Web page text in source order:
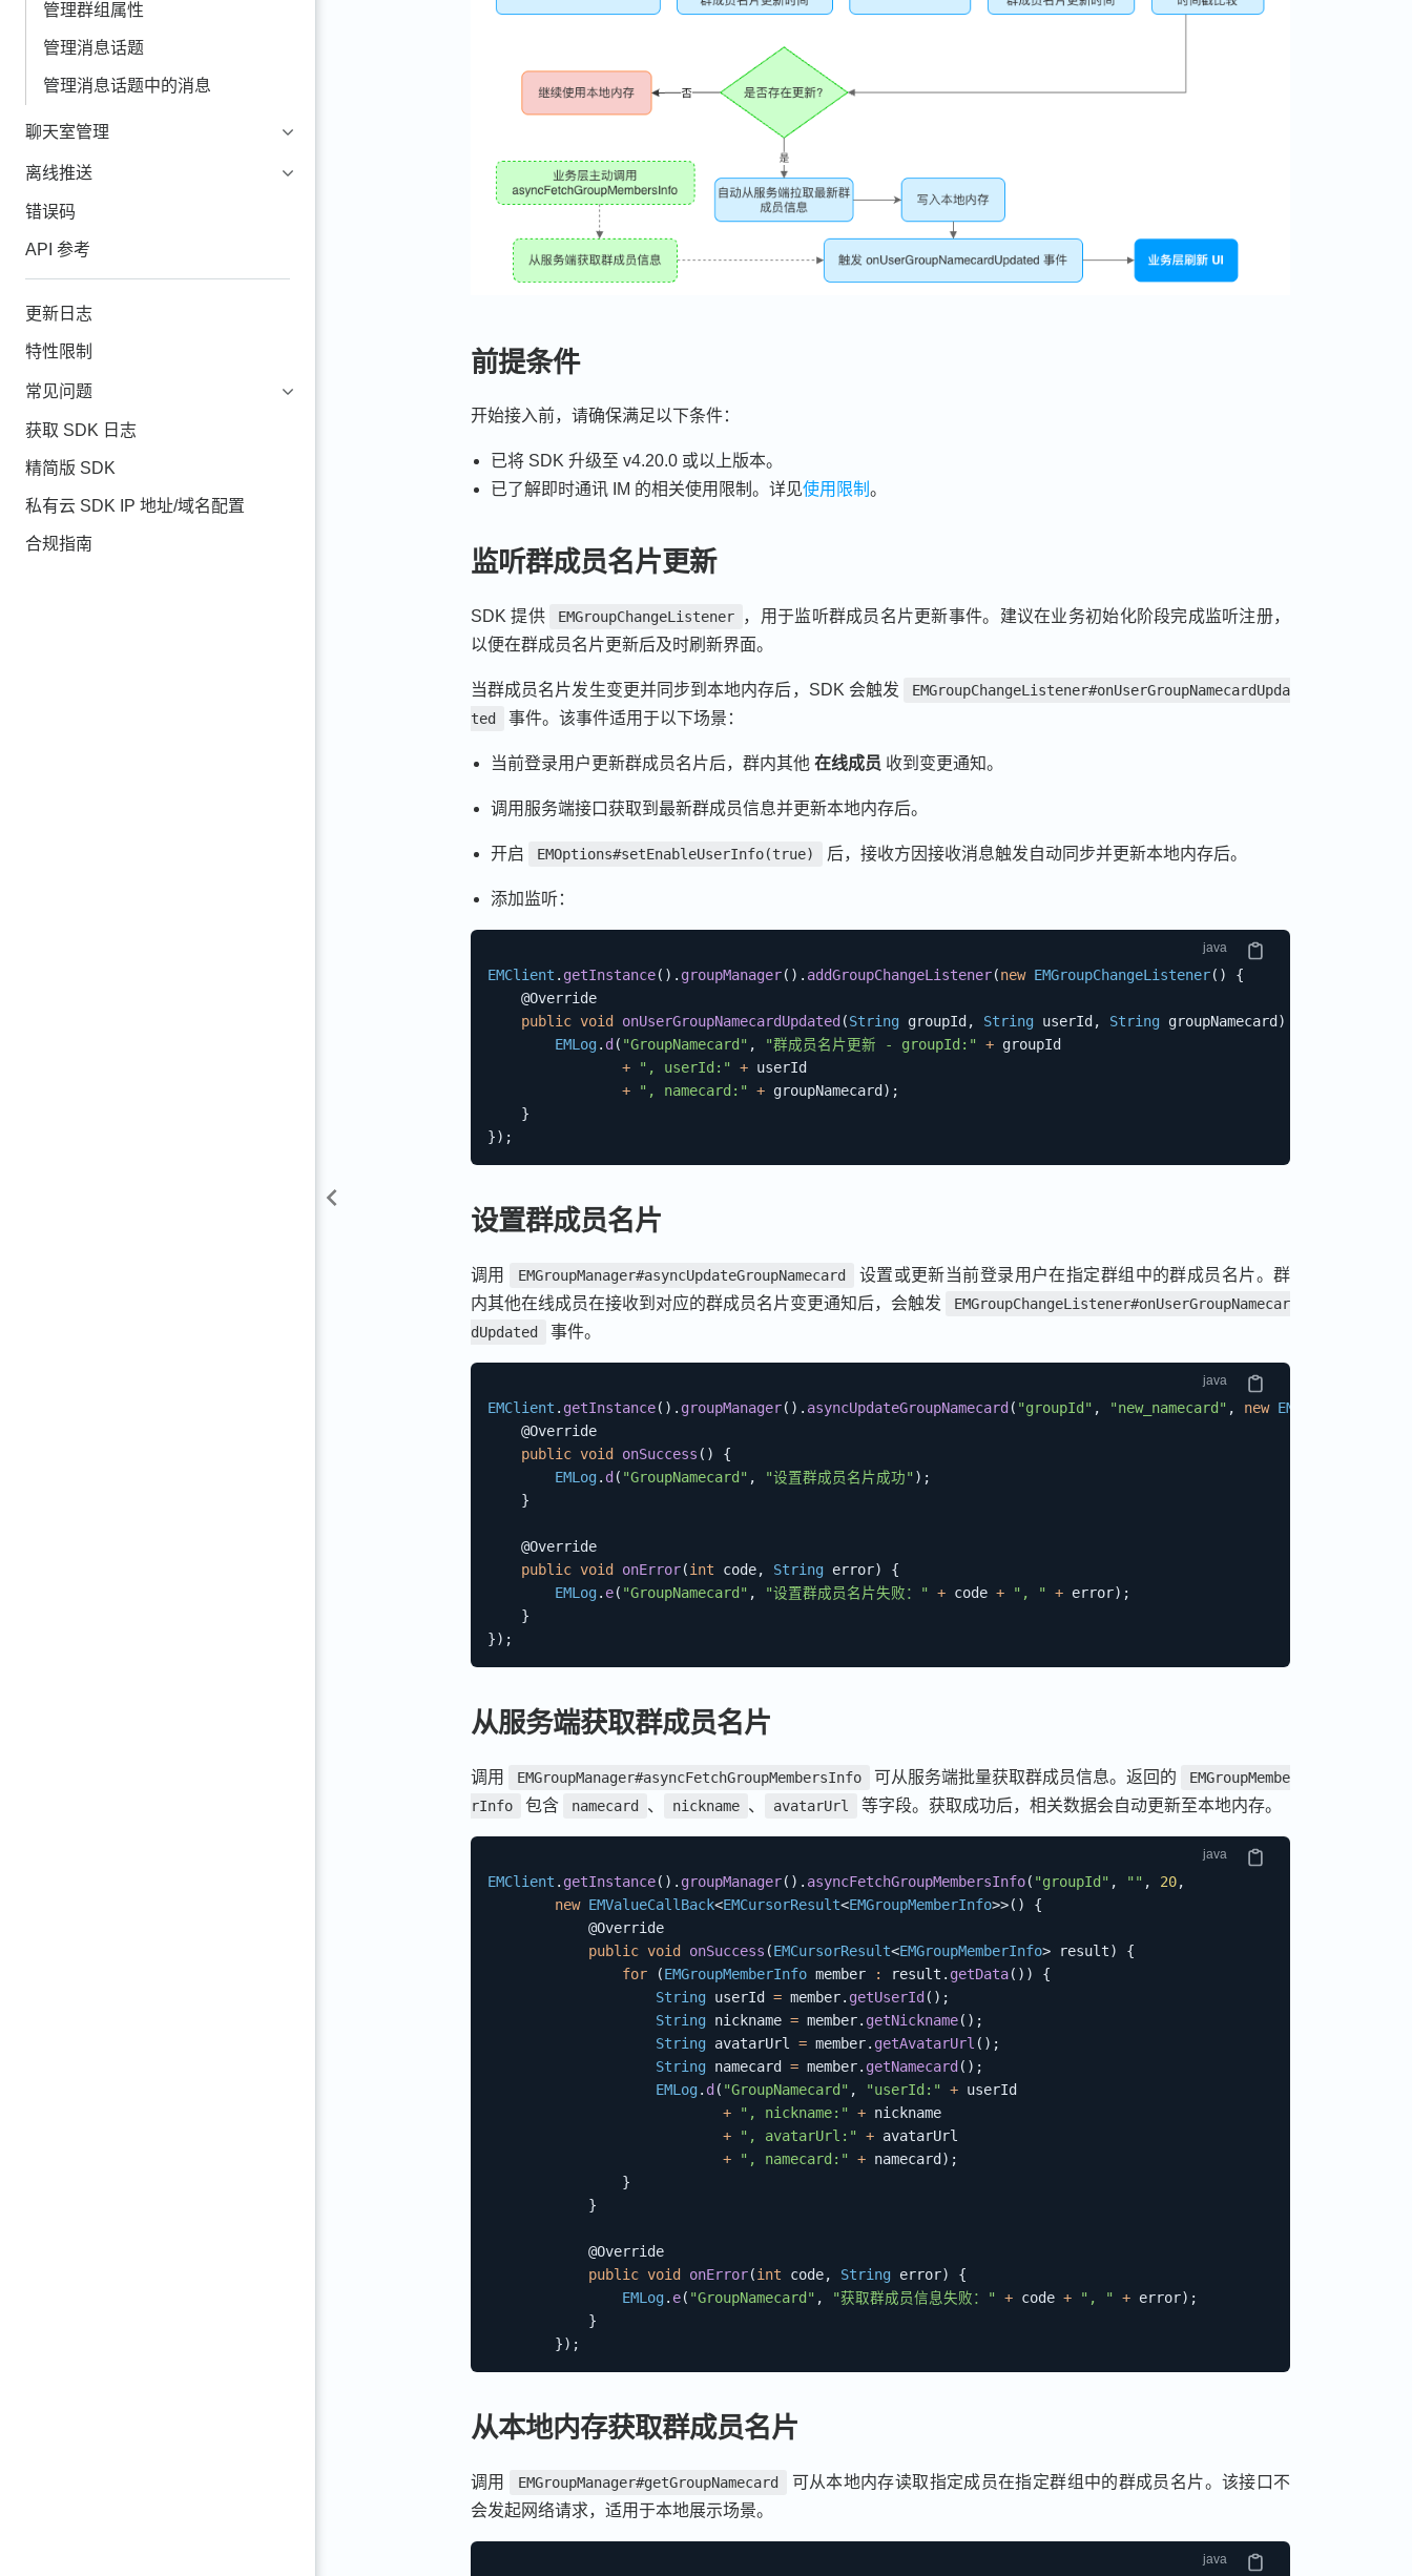
管理群组属性
管理消息话题
管理消息话题中的消息
聊天室管理
离线推送
错误码
API 参考
更新日志
特性限制
常见问题
获取 SDK 日志
精简版 SDK
私有云 SDK IP 地址/域名配置
合规指南
前提条件
开始接入前，请确保满足以下条件：
已将 SDK 升级至 v4.20.0 或以上版本。
已了解即时通讯 IM 的相关使用限制。详见使用限制。
监听群成员名片更新
SDK 提供 EMGroupChangeListener
，用于监听群成员名片更新事件。建议在业务初始化阶段完成监听注册，
以便在群成员名片更新后及时刷新界面。
当群成员名片发生变更并同步到本地内存后，SDK 会触发
EMGroupChangeListener#onUserGroupNamecardUpda
ted
事件。该事件适用于以下场景：
当前登录用户更新群成员名片后，群内其他在线成员 收到变更通知。
调用服务端接口获取到最新群成员信息并更新本地内存后。
开启 EMOptions#setEnableUserInfo(true) 后，接收方因接收消息触发自动同步并更新本地内存后。
添加监听：
EMClient . getInstance( ) . groupManager( ) . addGroupChangeListener(new EMGroupChangeListener( )
{
@Override
public void onUserGroupNamecardUpdated (String groupId , String userId , String groupNamecard )
EMLog. d ( "GroupNamecard" , "群成员名片更新 - groupId:" + groupId
+
", userId:" + userId
+
", namecard:" + groupNamecard ) ;
}
}) ;
设置群成员名片
调用 EMGroupManager#asyncUpdateGroupNamecard
设置或更新当前登录用户在指定群组中的群成员名片。群
内其他在线成员在接收到对应的群成员名片变更通知后，会触发
EMGroupChangeListener#onUserGroupNamecar
dUpdated
事件。
EMClient . getInstance( ) . groupManager( ) . asyncUpdateGroupNamecard ( "groupId" , "new_namecard" , new EMCallBack
@Override
public void onSuccess ( )
{
EMLog. d ( "GroupNamecard" , "设置群成员名片成功" ) ;
}
@Override
public void onError(int code, String error)
{
EMLog. e( "GroupNamecard" , "设置群成员名片失败：" + code + ", " + error) ;
}
}) ;
从服务端获取群成员名片
调用 EMGroupManager#asyncFetchGroupMembersInfo 可从服务端批量获取群成员信息。返回的
EMGroupMembe
rInfo
包含 namecard 、 nickname 、 avatarUrl 等字段。获取成功后，相关数据会自动更新至本地内存。
EMClient . getInstance( ) . groupManager( ) . asyncFetchGroupMembersInfo( "groupId" , "" , 20,
new EMValueCallBack<EMCursorResult<EMGroupMemberInfo>>( )
{
@Override
public void onSuccess (EMCursorResult<EMGroupMemberInfo> result)
{
for
(EMGroupMemberInfo member : result . getData( ) )
{
String userId = member. getUserId ( ) ;
String nickname = member. getNickname( ) ;
String avatarUrl = member. getAvatarUrl ( ) ;
String namecard = member. getNamecard ( ) ;
EMLog. d ( "GroupNamecard" , "userId:" + userId
+
", nickname:" + nickname
+
", avatarUrl:" + avatarUrl
+
", namecard:" + namecard ) ;
}
}
@Override
public void onError(int code, String error)
{
EMLog. e( "GroupNamecard" , "获取群成员信息失败：" + code + ", " + error) ;
}
}) ;
从本地内存获取群成员名片
调用 EMGroupManager#getGroupNamecard
可从本地内存读取指定成员在指定群组中的群成员名片。该接口不
会发起网络请求，适用于本地展示场景。